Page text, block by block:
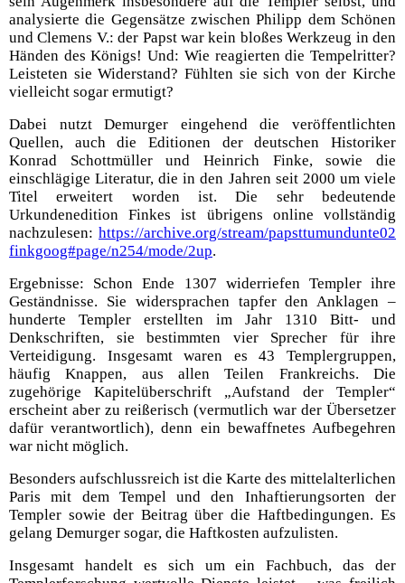
analysierte die Gegensätze zwischen Philipp dem Schönen
und Clemens V.: der Papst war kein bloßes Werkzeug in den
Händen des Königs! Und: Wie reagierten die Tempelritter?
Leisteten sie Widerstand? Fühlten sie sich von der Kirche
vielleicht sogar ermutigt?
Dabei nutzt Demurger eingehend die veröffentlichten
Quellen, auch die Editionen der deutschen Historiker
Konrad Schottmüller und Heinrich Finke, sowie die
einschlägige Literatur, die in den Jahren seit 2000 um viele
Titel erweitert worden ist. Die sehr bedeutende
Urkundenedition Finkes ist übrigens online vollständig
nachzulesen: https://archive.org/stream/papsttumundunte02
finkgoog#page/n254/mode/2up.
Ergebnisse: Schon Ende 1307 widerriefen Templer ihre
Geständnisse. Sie widersprachen tapfer den Anklagen –
hunderte Templer erstellten im Jahr 1310 Bitt- und
Denkschriften, sie bestimmten vier Sprecher für ihre
Verteidigung. Insgesamt waren es 43 Templergruppen,
häufig Knappen, aus allen Teilen Frankreichs. Die
zugehörige Kapitelüberschrift „Aufstand der Templer“
erscheint aber zu reißerisch (vermutlich war der Übersetzer
dafür verantwortlich), denn ein bewaffnetes Aufbegehren
war nicht möglich.
Besonders aufschlussreich ist die Karte des mittelalterlichen
Paris mit dem Tempel und den Inhaftierungsorten der
Templer sowie der Beitrag über die Haftbedingungen. Es
gelang Demurger sogar, die Haftkosten aufzulisten.
Insgesamt handelt es sich um ein Fachbuch, das der